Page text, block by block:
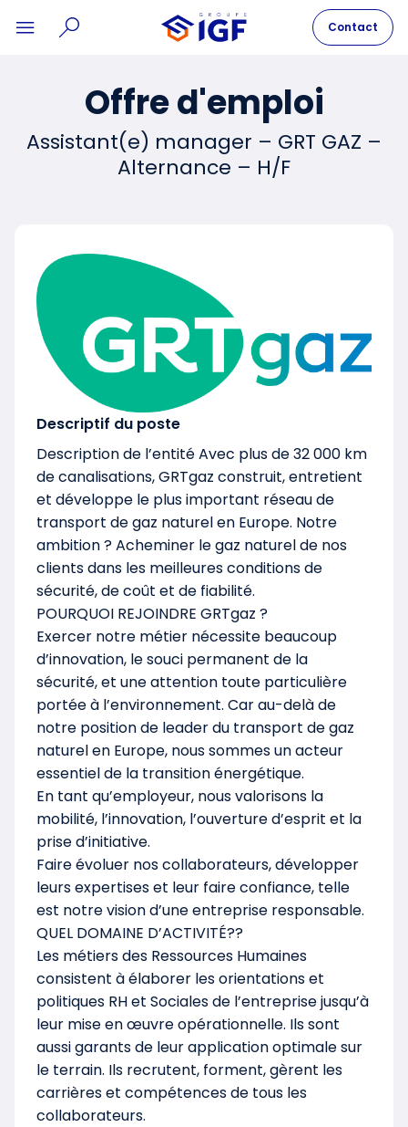
Contact
Offre d'emploi
Assistant(e) manager – GRT GAZ –
Alternance – H/F
Descriptif du poste
Description de l’entité Avec plus de 32 000 km
de canalisations, GRTgaz construit, entretient
et développe le plus important réseau de
transport de gaz naturel en Europe. Notre
ambition ? Acheminer le gaz naturel de nos
clients dans les meilleures conditions de
sécurité, de coût et de fiabilité.
POURQUOI REJOINDRE GRTgaz ?
Exercer notre métier nécessite beaucoup
d’innovation, le souci permanent de la
sécurité, et une attention toute particulière
portée à l’environnement. Car au-delà de
notre position de leader du transport de gaz
naturel en Europe, nous sommes un acteur
essentiel de la transition énergétique.
En tant qu’employeur, nous valorisons la
mobilité, l’innovation, l’ouverture d’esprit et la
prise d’initiative.
Faire évoluer nos collaborateurs, développer
leurs expertises et leur faire confiance, telle
est notre vision d’une entreprise responsable.
QUEL DOMAINE D’ACTIVITÉ??
Les métiers des Ressources Humaines
consistent à élaborer les orientations et
politiques RH et Sociales de l’entreprise jusqu’à
leur mise en œuvre opérationnelle. Ils sont
aussi garants de leur application optimale sur
le terrain. Ils recrutent, forment, gèrent les
carrières et compétences de tous les
collaborateurs.